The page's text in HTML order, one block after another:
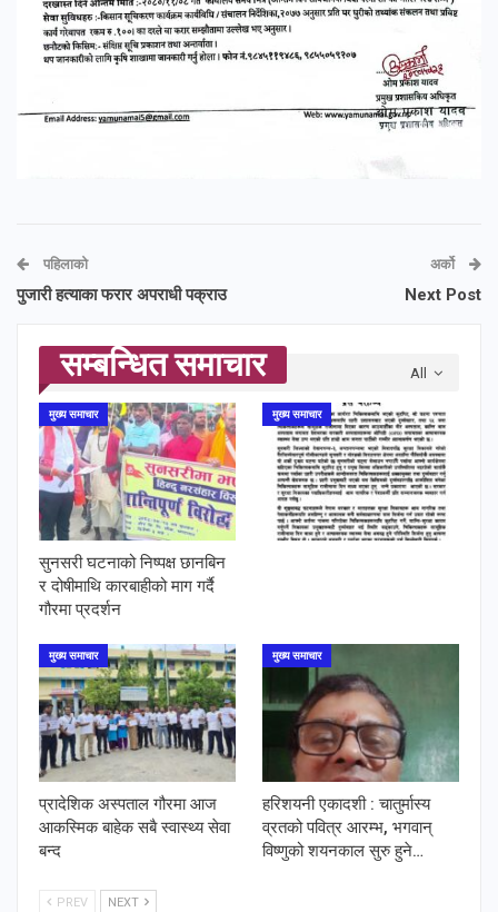
पहिलाको
पुजारी हत्याका फरार अपराधी पक्राउ
अर्को
Next Post
All
सम्बन्धित समाचार
मुख्य समाचार
सुनसरी घटनाको निष्पक्ष छानबिन
र दोषीमाथि कारबाहीको माग गर्दै
गौरमा प्रदर्शन
मुख्य समाचार
मुख्य समाचार
प्रादेशिक अस्पताल गौरमा आज
आकस्मिक बाहेक सबै स्वास्थ्य सेवा
बन्द
मुख्य समाचार
हरिशयनी एकादशी : चातुर्मास्य
व्रतको पवित्र आरम्भ, भगवान्
विष्णुको शयनकाल सुरु हुने…
PREV NEXT